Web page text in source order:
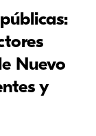
Nuevo
y